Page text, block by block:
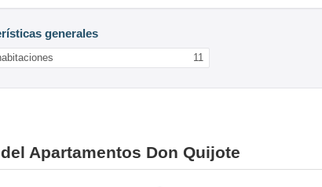
generales
11
Apartamentos Don Quijote